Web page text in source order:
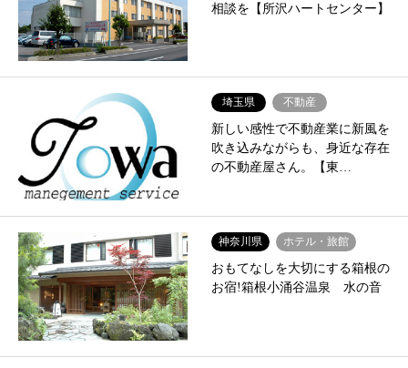
相談を【所沢ハートセンター】
埼玉県 不動産
新しい感性で不動産業に新風を
吹き込みながらも、身近な存在
の不動産屋さん。【東…
神奈川県 ホテル・旅館
おもてなしを大切にする箱根の
お宿!箱根小涌谷温泉 水の音